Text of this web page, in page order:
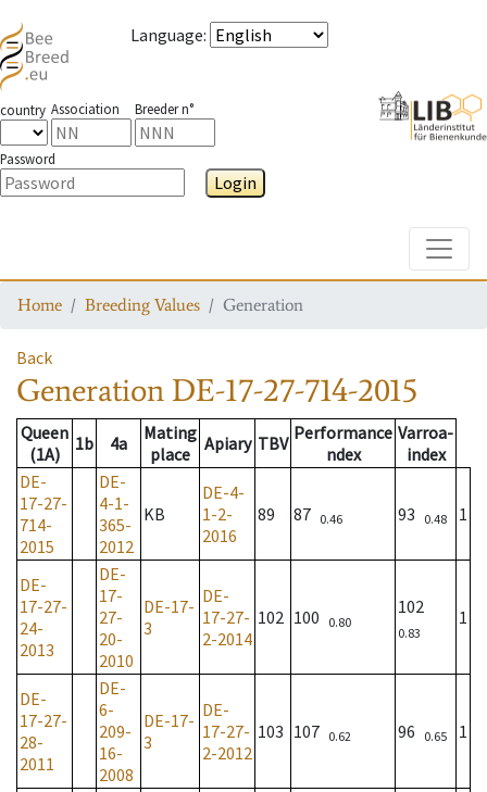
Language:
country Association Breeder n°
Password
Login
Home Breeding Values Generation
Back
Generation DE-17-27-714-2015
Queen
(1A)
1b 4a
Mating
place
Apiary TBV Performance
ndex
Varroa-
index
DE-
17-27-
714-
2015
DE-
4-1-
365-
2012
KB
DE-4-
1-2-
2016
89 87 0.46 93 0.48 1
DE-
17-27-
24-
2013
DE-
17-
27-
20-
2010
DE-17-
3
DE-
17-27-
2-2014
102 100 0.80
102
0.83
1
DE-
17-27-
28-
2011
DE-
6-
209-
16-
2008
DE-17-
3
DE-
17-27-
2-2012
103 107 0.62 96 0.65 1